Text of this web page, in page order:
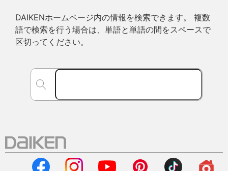
DAIKENホームページ内の情報を検索できます。 複数
語で検索を行う場合は、単語と単語の間をスペースで
区切ってください。